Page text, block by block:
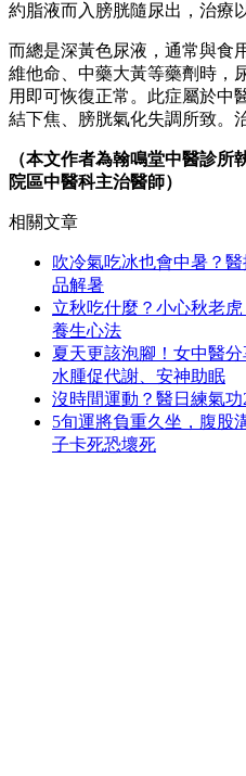
約脂液而入膀胱隨尿出，治療
而總是深黃色尿液，通常與食
維他命、中藥大黃等藥劑時，
用即可恢復正常。此症屬於中
結下焦、膀胱氣化失調所致。
（本文作者為翰鳴堂中醫診
院區中醫科主治醫師）
相關文章
吹冷氣吃冰也會中暑？
品解暑
立秋吃什麼？小心秋老
養生心法
夏天更該泡腳！女中醫
水腫促代謝、安神助眠
沒時間運動？醫日練氣
5旬運將負重久坐，腹股
子卡死恐壞死